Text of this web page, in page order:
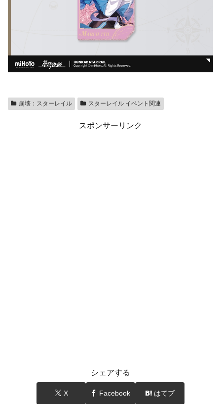
崩壊：スターレイル スターレイル イベント関連
スポンサーリンク
シェアする
X Facebook はてブ